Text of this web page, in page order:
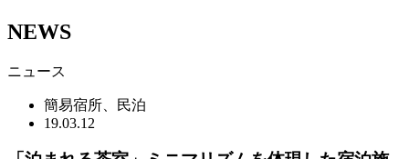
NEWS
ニュース
簡易宿所、民泊
19.03.12